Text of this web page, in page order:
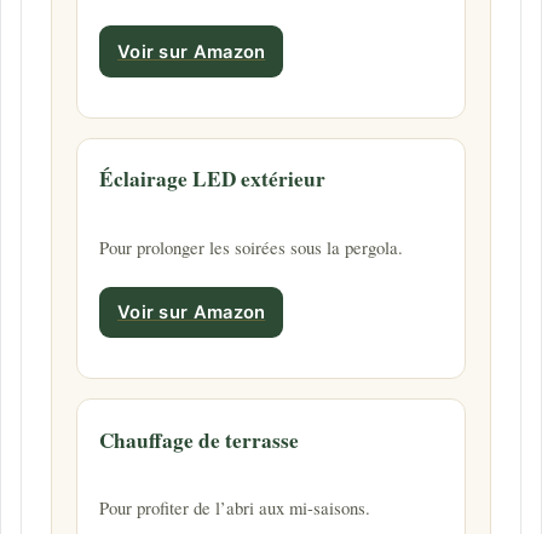
Voir sur Amazon
Éclairage LED extérieur
Pour prolonger les soirées sous la pergola.
Voir sur Amazon
Chauffage de terrasse
Pour profiter de l’abri aux mi-saisons.